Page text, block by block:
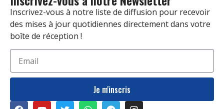
Inscrivez-vous à notre liste de diffusion pour recevoir
des mises à jour quotidiennes directement dans votre
boîte de réception !
Je m'inscris